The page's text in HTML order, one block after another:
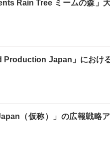
Rain Tree ミームの森」
Japan」におけ
（仮称）」の広報戦略